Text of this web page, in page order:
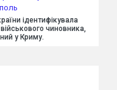
ідентифікувала
чиновника,
у Криму.